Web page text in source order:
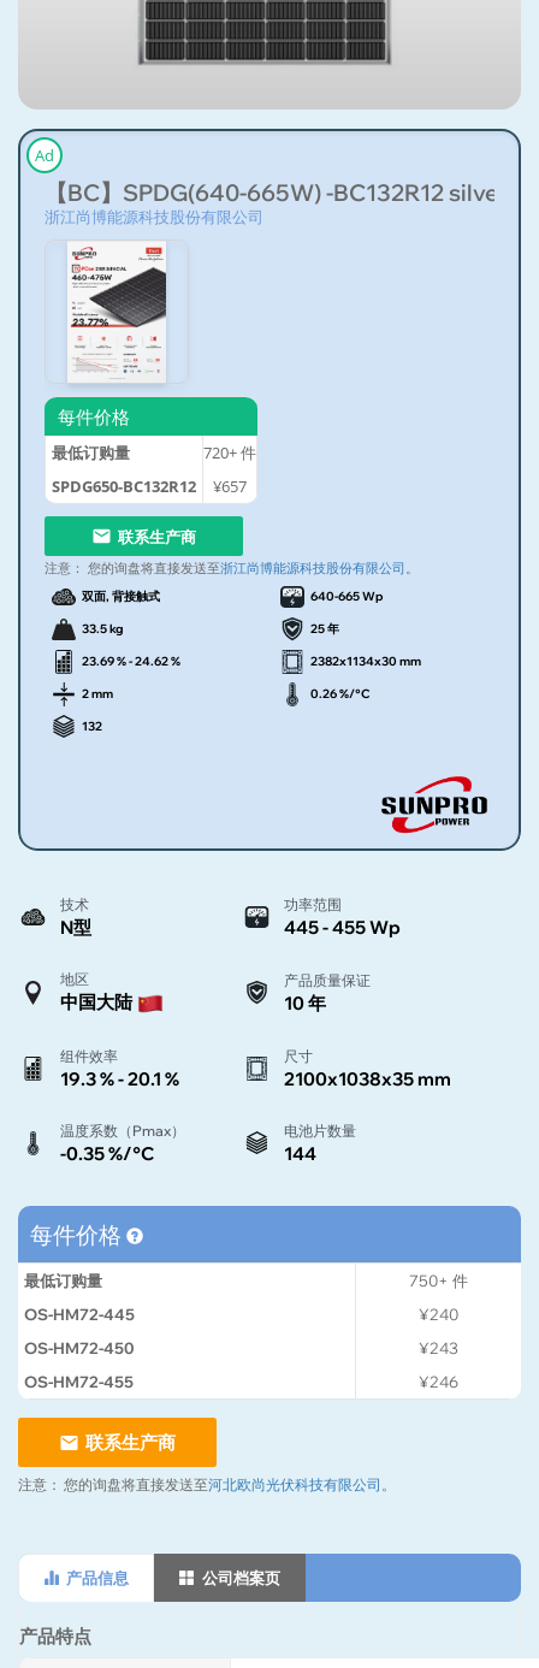
Ad
【BC】SPDG(640-665W) -BC132R12 silver
浙江尚博能源科技股份有限公司
每件价格
最低订购量 720+件
SPDG650-BC132R12
¥657
联系生产商
注意： 您的询盘将直接发送至浙江尚博能源科技股份有限公司 。
双面, 背接触式 640-665 Wp
33.5 kg 25 年
23.69 % - 24.62 % 2382x1134x30 mm
2 mm 0.26 %/°C
132
技术
N型
功率范围
445 - 455 Wp
地区
中国大陆
产品质量保证
10 年
组件效率
19.3 % - 20.1 %
尺寸
2100x1038x35 mm
温度系数（Pmax）
-0.35 %/°C
电池片数量
144
每件价格
最低订购量 750+ 件
OS-HM72-445
¥240
OS-HM72-450
¥243
OS-HM72-455
¥246
联系生产商
注意： 您的询盘将直接发送至河北欧尚光伏科技有限公司 。
产品信息 公司档案页
产品特点